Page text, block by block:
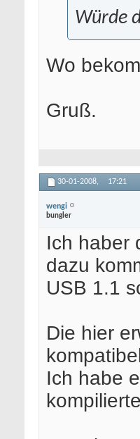
Würde
Wo
Gruß.
30-01-2008, 17:21
wengi
bungler
Ich haber
dazu
USB 1.1
Die hier
Ich habe